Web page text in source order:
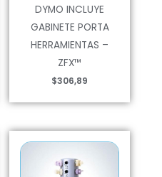
DYMO INCLUYE
GABINETE PORTA
HERRAMIENTAS –
ZFX™
$306,89